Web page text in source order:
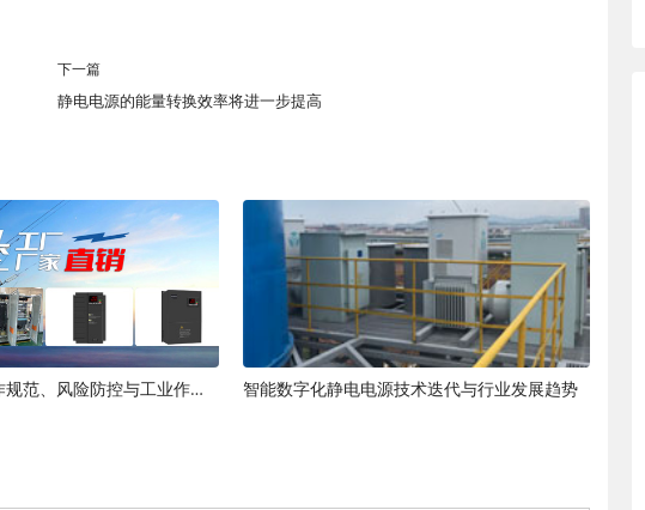
下一篇
静电电源的能量转换效率将进一步提高
静电电源安全操作规范、风险防控与工业作业标准 智能数字化静电电源技术迭代与行业发展趋势